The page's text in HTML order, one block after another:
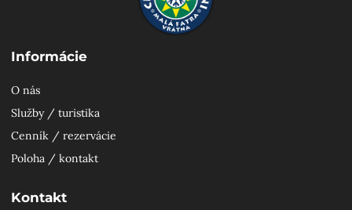
Informácie
O nás
Služby / turistika
Cenník / rezervácie
Poloha / kontakt
Kontakt